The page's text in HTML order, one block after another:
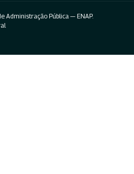
Administração Pública — ENAP.